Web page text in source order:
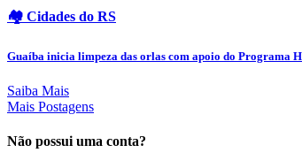
🏘️ Cidades do RS
Guaíba inicia limpeza das orlas com apoio do Programa
Saiba Mais
Mais Postagens
Não possui uma conta?